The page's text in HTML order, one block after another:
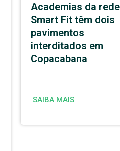
Academias da rede
Smart Fit têm dois
pavimentos
interditados em
Copacabana
SAIBA MAIS